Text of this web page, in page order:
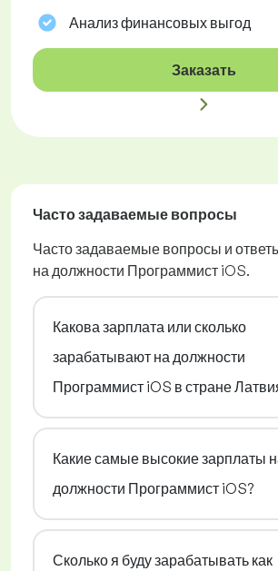
Анализ финансовых выгод
Заказать
Часто задаваемые вопросы
Часто задаваемые вопросы и
на должности Программист iOS.
Какова зарплата или сколько
зарабатывают на должности
Программист iOS в стране
Какие самые высокие зарплаты
должности Программист iOS?
Сколько я буду зарабатывать как